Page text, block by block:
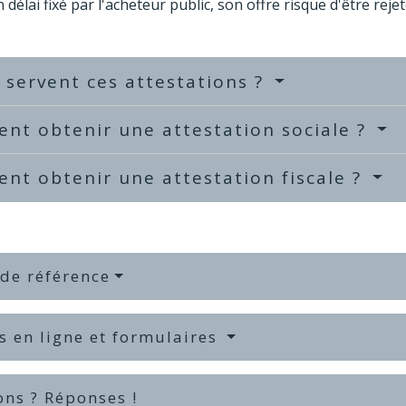
délai fixé par l'acheteur public, son offre risque d'être
servent ces attestations ?
obtenir une attestation sociale ?
obtenir une attestation fiscale ?
référence
en ligne et formulaires
? Réponses !